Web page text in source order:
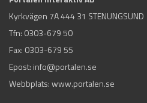
Kyrkvägen 7A 444 31 STENUNGSUND
Tfn: 0303-679 50
Fax: 0303-679 55
Epost: info@portalen.se
Webbplats: www.portalen.se